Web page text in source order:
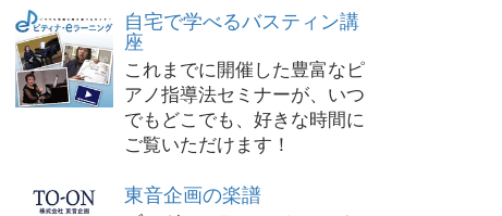
自宅で学べるバスティン講
座
これまでに開催した豊富なピ
アノ指導法セミナーが、いつ
でもどこでも、好きな時間に
ご覧いただけます！
東音企画の楽譜